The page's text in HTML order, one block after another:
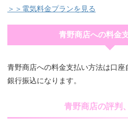
＞＞電気料金プランを見る
青野商店への料金
青野商店への料金支払い方法は口座
銀行振込になります。
青野商店の評判